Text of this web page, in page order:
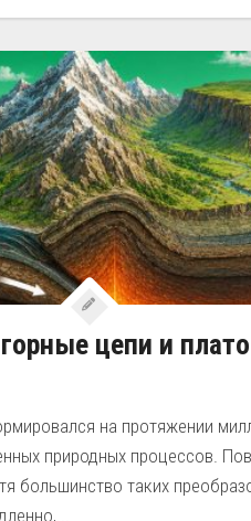
цепи и плато
на протяжении
природных процессов.
большинство таких